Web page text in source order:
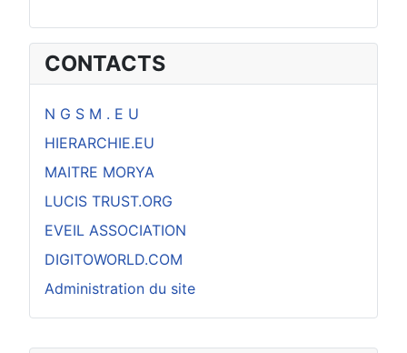
CONTACTS
N G S M . E U
HIERARCHIE.EU
MAITRE MORYA
LUCIS TRUST.ORG
EVEIL ASSOCIATION
DIGITOWORLD.COM
Administration du site